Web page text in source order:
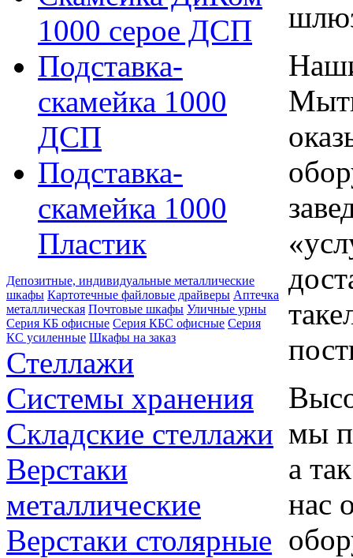
1000 серое ДСП
Подставка-
скамейка 1000
ДСП
Подставка-
скамейка 1000
Пластик
Депозитные, индивидуальные металлические
шкафы Картотечные файловые драйверы Аптечка
металлическая Почтовые шкафы Уличные урны
Серия КБ офисные Серия КБС офисные Серия
КC усиленные Шкафы на заказ
Стеллажи
Системы хранения
Складские стеллажи
Верстаки
металлические
Верстаки столярные
мы
а
нас